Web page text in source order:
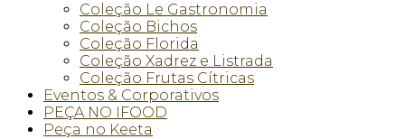
Coleção Le Gastronomia
Coleção Bichos
Coleção Florida
Coleção Xadrez e Listrada
Coleção Frutas Cítricas
Eventos & Corporativos
PEÇA NO IFOOD
Peça no Keeta